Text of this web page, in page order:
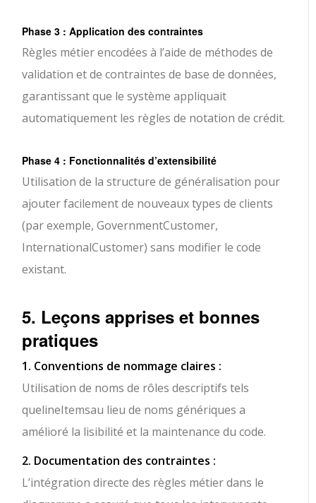
Phase 3 : Application des contraintes
Règles métier encodées à l’aide de méthodes de
validation et de contraintes de base de données,
garantissant que le système appliquait
automatiquement les règles de notation de crédit.
Phase 4 : Fonctionnalités d’extensibilité
Utilisation de la structure de généralisation pour
ajouter facilement de nouveaux types de clients
(par exemple, GovernmentCustomer,
InternationalCustomer) sans modifier le code
existant.
5. Leçons apprises et bonnes
pratiques
1. Conventions de nommage claires :
Utilisation de noms de rôles descriptifs tels
quelineItemsau lieu de noms génériques a
amélioré la lisibilité et la maintenance du code.
2. Documentation des contraintes :
L’intégration directe des règles métier dans le